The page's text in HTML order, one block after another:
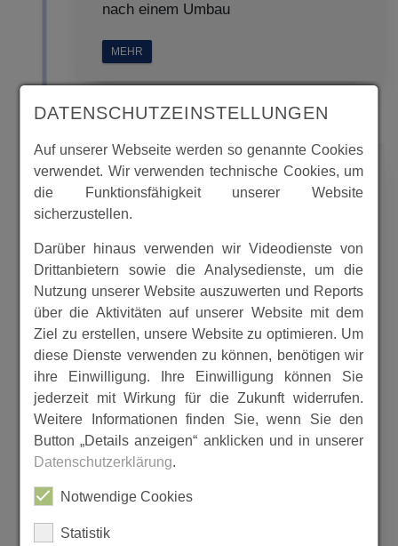
nach einem Umbau
MEHR
Sagen von Wollrode
1400
Sagen von Wollrode
DATENSCHUTZEINSTELLUNGEN
Auf unserer Webseite werden so genannte Cookies
verwendet. Wir verwenden technische Cookies, um
die Funktionsfähigkeit unserer Website
sicherzustellen.
Darüber hinaus verwenden wir Videodienste von
Drittanbietern sowie die Analysedienste, um die
Nutzung unserer Website auszuwerten und Reports
über die Aktivitäten auf unserer Website mit dem
Ziel zu erstellen, unsere Website zu optimieren. Um
diese Dienste verwenden zu können, benötigen wir
ihre Einwilligung. Ihre Einwilligung können Sie
jederzeit mit Wirkung für die Zukunft widerrufen.
Weitere Informationen finden Sie, wenn Sie den
Button „Details anzeigen“ anklicken und in unserer
Datenschutzerklärung.
Notwendige Cookies
Statistik